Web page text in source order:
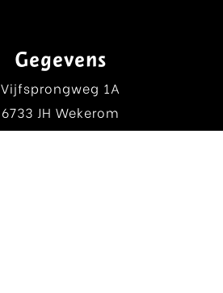
Gegevens
Vijfsprongweg 1A
6733 JH Wekerom
0318 462154